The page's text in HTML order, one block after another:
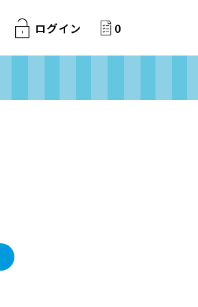
ログイン 0